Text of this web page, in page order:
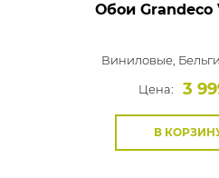
Обои Grandeco
Виниловые,
Цена:
3
В